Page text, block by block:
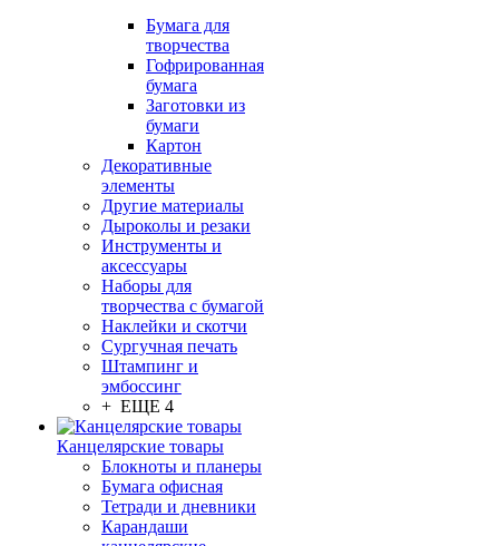
Бумага для
творчества
Гофрированная
бумага
Заготовки из
бумаги
Картон
Декоративные
элементы
Другие материалы
Дыроколы и резаки
Инструменты и
аксессуары
Наборы для
творчества с бумагой
Наклейки и скотчи
Сургучная печать
Штампинг и
эмбоссинг
+ ЕЩЕ 4
Канцелярские товары
Блокноты и планеры
Бумага офисная
Тетради и дневники
Карандаши